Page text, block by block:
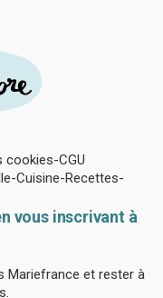
cookies CGU
Cuisine Recettes
vous inscrivant à
Mariefrance et rester à